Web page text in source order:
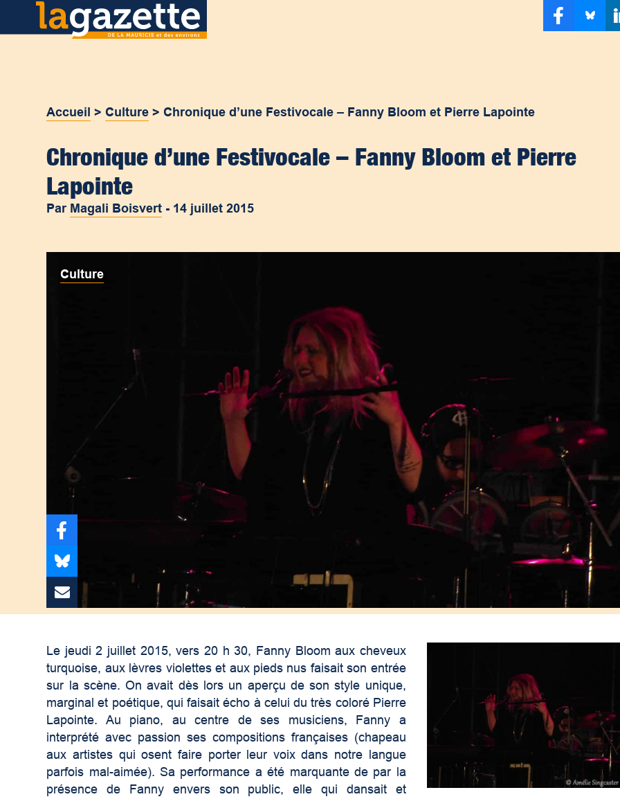
Accueil >Culture >Chronique d’une Festivocale – Fanny Bloom et Pierre Lapointe
Chronique d’une Festivocale – Fanny Bloom et Pierre
Lapointe
Par Magali Boisvert - 14 juillet 2015
Culture
Le jeudi 2 juillet 2015, vers 20 h 30, Fanny Bloom aux cheveux
turquoise, aux lèvres violettes et aux pieds nus faisait son entrée
sur la scène. On avait dès lors un aperçu de son style unique,
marginal et poétique, qui faisait écho à celui du très coloré Pierre
Lapointe. Au piano, au centre de ses musiciens, Fanny a
interprété avec passion ses compositions françaises (chapeau
aux artistes qui osent faire porter leur voix dans notre langue
parfois mal-aimée). Sa performance a été marquante de par la
présence de Fanny envers son public, elle qui dansait et